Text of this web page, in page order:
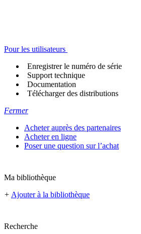
Pour les utilisateurs
Enregistrer le numéro de série
Support technique
Documentation
Télécharger des distributions
Fermer
Acheter auprès des partenaires
Acheter en ligne
Poser une question sur l’achat
Ma bibliothèque
+ Ajouter à la bibliothèque
Recherche